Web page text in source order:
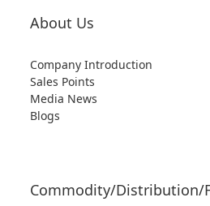
About Us
Company Introduction
Sales Points
Media News
Blogs
Commodity/Distribution/